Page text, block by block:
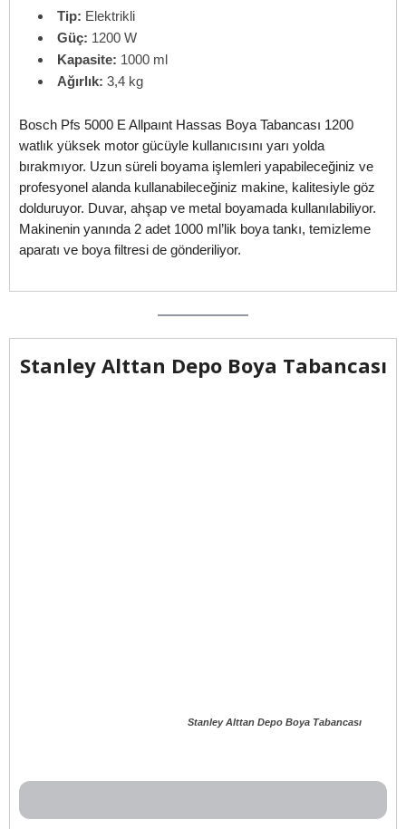
Tip: Elektrikli
Güç: 1200 W
Kapasite: 1000 ml
Ağırlık: 3,4 kg
Bosch Pfs 5000 E Allpaınt Hassas Boya Tabancası 1200
watlık yüksek motor gücüyle kullanıcısını yarı yolda
bırakmıyor. Uzun süreli boyama işlemleri yapabileceğiniz ve
profesyonel alanda kullanabileceğiniz makine, kalitesiyle göz
dolduruyor. Duvar, ahşap ve metal boyamada kullanılabiliyor.
Makinenin yanında 2 adet 1000 ml’lik boya tankı, temizleme
aparatı ve boya filtresi de gönderiliyor.
Stanley Alttan Depo Boya Tabancası
Stanley Alttan Depo Boya Tabancası